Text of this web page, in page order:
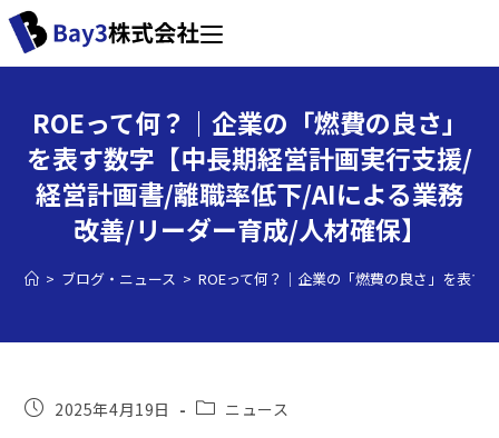
ROEって何？｜企業の「燃費の良さ」
を表す数字【中長期経営計画実行支援/
経営計画書/離職率低下/AIによる業務
改善/リーダー育成/人材確保】
> ブログ・ニュース > ROEって何？｜企業の「燃費の良さ」を表
2025年4月19日 ニュース